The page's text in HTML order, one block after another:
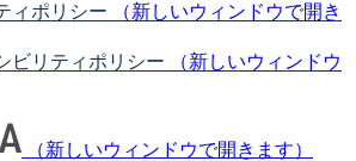
ィポリシー
（新しいウィンドウで開き
ビリティポリシー
（新しいウィンドウ
（新しいウィンドウで開きます）